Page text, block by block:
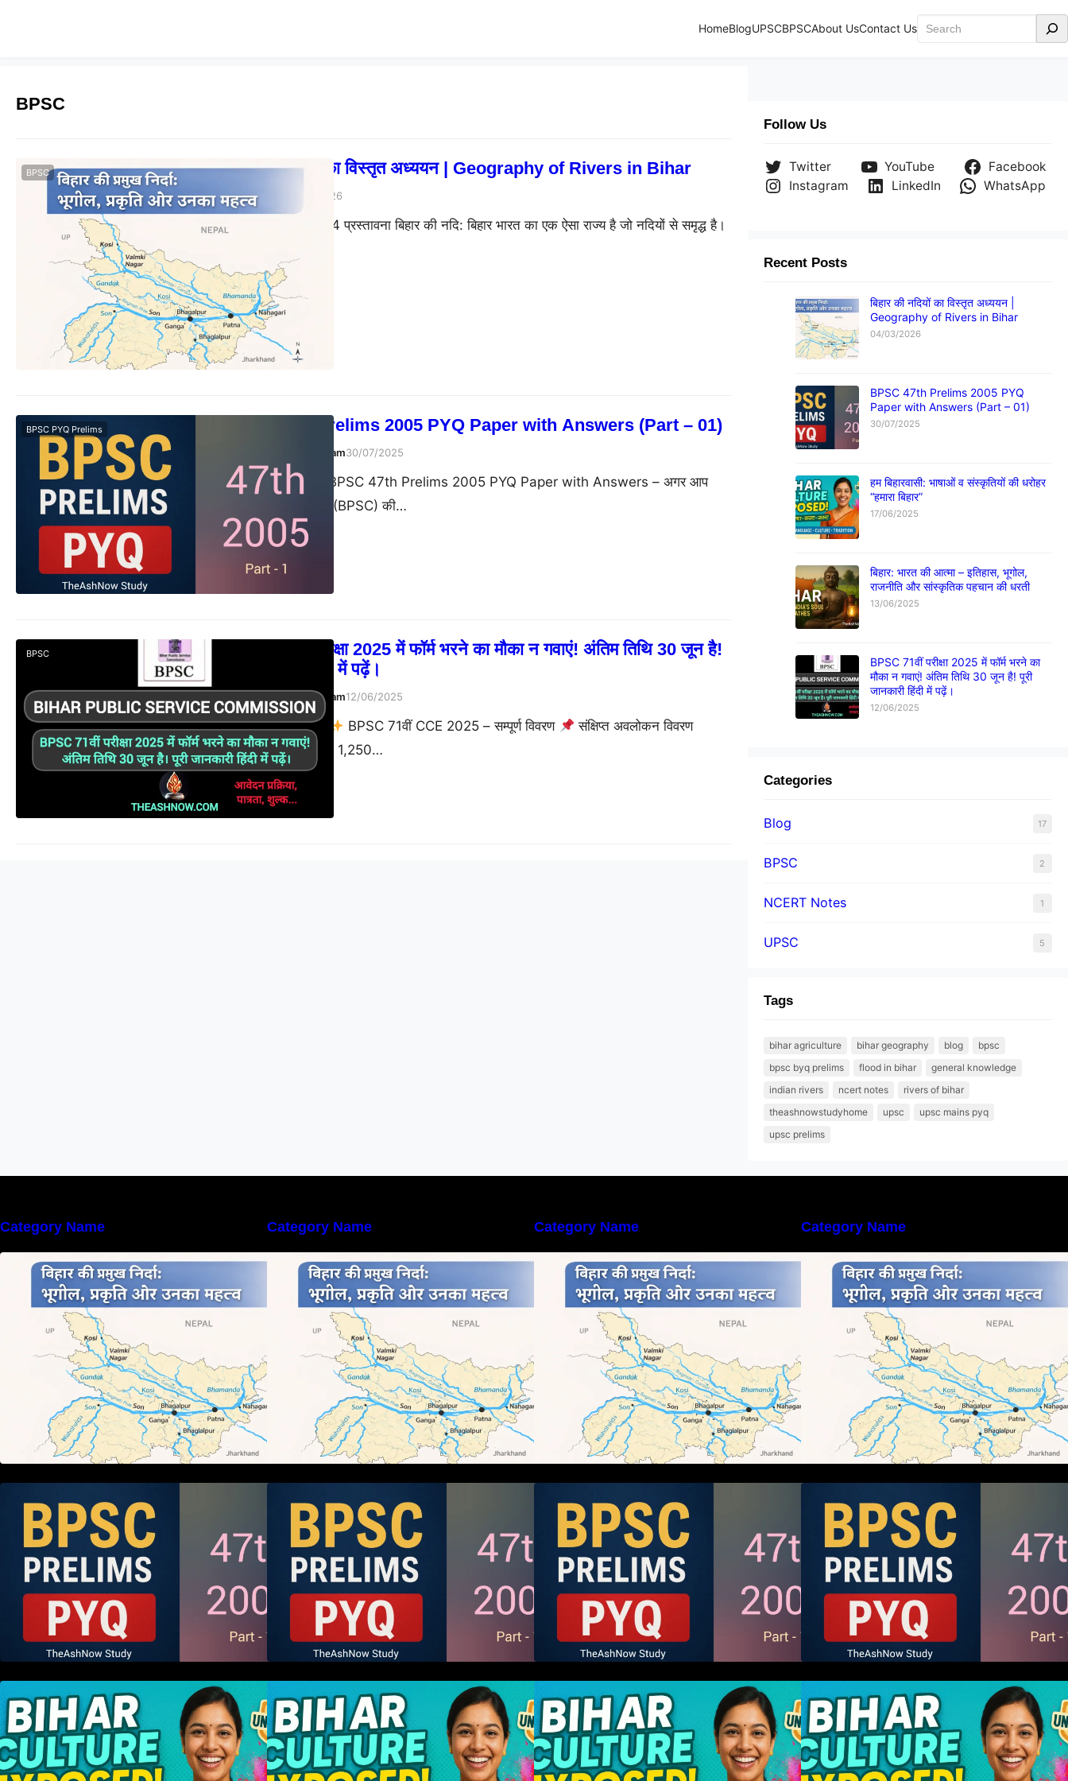
HomeBlogUPSCBPSCAbout UsContact UsSearch
BPSC
बिहार की नदियों का विस्तृत अध्ययन | Geography of Rivers in Bihar
Priya Kumari 04/03/2026
BPSC
Post Views: 5,334 प्रस्तावना बिहार की नदि: बिहार भारत का एक ऐसा राज्य है जो नदियों से समृद्ध है।
BPSC 47th Prelims 2005 PYQ Paper with Answers (Part – 01)
TheAshNow Study Team30/07/2025
BPSC PYQ Prelims
Post Views: 127 BPSC 47th Prelims 2005 PYQ Paper with Answers – अगर आप
बिहार लोक सेवा आयोग (BPSC) की…
BPSC 71वीं परीक्षा 2025 में फॉर्म भरने का मौका न गवाएं! अंतिम तिथि 30 जून है!
पूरी जानकारी हिंदी में पढ़ें।
TheAshNow Study Team12/06/2025
BPSC
Post Views: 154 BPSC 71वीं CCE 2025 – सम्पूर्ण विवरण
संक्षिप्त अवलोकन विवरण
जानकारी पदों की संख्या 1,250…
Follow Us
Twitter YouTube
Facebook
Instagram
LinkedIn WhatsApp
Recent Posts
बिहार की नदियों का विस्तृत अध्ययन |
Geography of Rivers in Bihar
04/03/2026
BPSC 47th Prelims 2005 PYQ
Paper with Answers (Part – 01)
30/07/2025
हम बिहारवासी: भाषाओं व संस्कृतियों की धरोहर
“हमारा बिहार”
17/06/2025
बिहार: भारत की आत्मा – इतिहास, भूगोल,
राजनीति और सांस्कृतिक पहचान की धरती
13/06/2025
BPSC 71वीं परीक्षा 2025 में फॉर्म भरने का
मौका न गवाएं! अंतिम तिथि 30 जून है! पूरी
जानकारी हिंदी में पढ़ें।
12/06/2025
Categories
Blog 17
BPSC 2
NCERT Notes 1
UPSC 5
Tags
bihar agriculture bihar geography blog
bpsc
bpsc byq prelims
flood in bihar
general knowledge
indian rivers
ncert notes
rivers of bihar
theashnowstudyhome
upsc
upsc mains pyq
upsc prelims
Category Name
बिहार की नदियों का विस्तृत अध्ययन |
Geography of Rivers in Bihar
Paper with Answers (Part – 01)
हम बिहारवासी: भाषाओं व संस्कृतियों की
धरोहर “हमारा बिहार”
Category Name
बिहार की नदियों का विस्तृत अध्ययन |
Geography of Rivers in Bihar
Paper with Answers (Part – 01)
हम बिहारवासी: भाषाओं व संस्कृतियों की
धरोहर “हमारा बिहार”
Category Name
बिहार की नदियों का विस्तृत अध्ययन |
Geography of Rivers in Bihar
Paper with Answers (Part – 01)
हम बिहारवासी: भाषाओं व संस्कृतियों की
धरोहर “हमारा बिहार”
Category Name
बिहार की नदियों का विस्तृत अध्ययन |
Geography of Rivers in Bihar
Paper with Answers (Part – 01)
हम बिहारवासी: भाषाओं व संस्कृतियों की
धरोहर “हमारा बिहार”